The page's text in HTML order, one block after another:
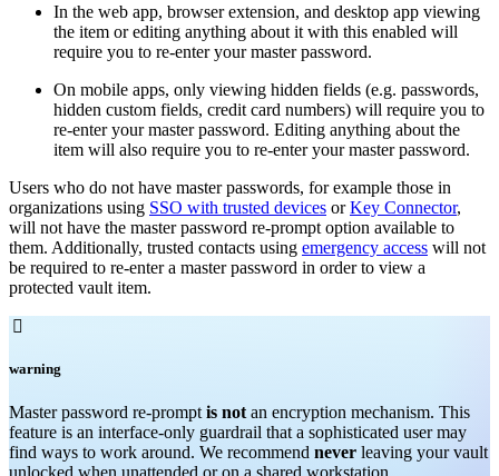
In the web app, browser extension, and desktop app viewing
the item or editing anything about it with this enabled will
require you to re-enter your master password.
On mobile apps, only viewing hidden fields (e.g. passwords,
hidden custom fields, credit card numbers) will require you to
re-enter your master password. Editing anything about the
item will also require you to re-enter your master password.
Users who do not have master passwords, for example those in
organizations using SSO with trusted devices orKey Connector,
will not have the master password re-prompt option available to
them. Additionally, trusted contacts using emergency access will not
be required to re-enter a master password in order to view a
protected vault item.

warning
Master password re-prompt is not an encryption mechanism. This
feature is an interface-only guardrail that a sophisticated user may
find ways to work around. We recommend never leaving your vault